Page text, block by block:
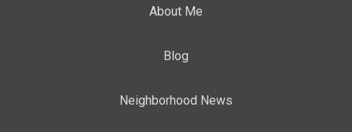
About Me
Blog
Neighborhood News